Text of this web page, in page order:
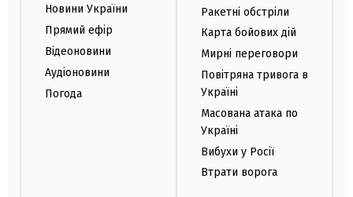
Новини України
Прямий ефір
Відеоновини
Аудіоновини
Погода
Ракетні обстріли
Карта бойових дій
Мирні переговори
Повітряна тривога в
Україні
Масована атака по
Україні
Вибухи у Росії
Втрати ворога